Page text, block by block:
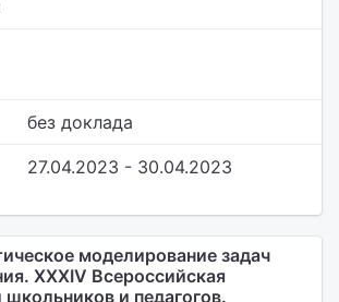
без доклада
27.04.2023 - 30.04.2023
моделирование задач
XXXIV Всероссийская
и педагогов.